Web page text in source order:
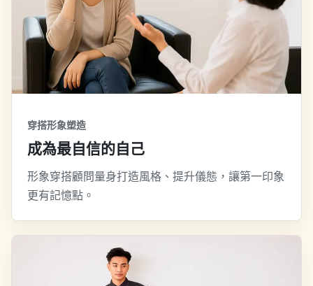
穿搭形象塑造
成為最自信的自己
形象穿搭顧問量身打造風格、提升儀態，讓第一印象
更有記憶點。